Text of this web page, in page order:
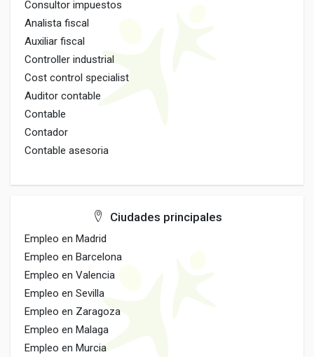
Consultor impuestos
Analista fiscal
Auxiliar fiscal
Controller industrial
Cost control specialist
Auditor contable
Contable
Contador
Contable asesoria
Ciudades principales
Empleo en Madrid
Empleo en Barcelona
Empleo en Valencia
Empleo en Sevilla
Empleo en Zaragoza
Empleo en Malaga
Empleo en Murcia